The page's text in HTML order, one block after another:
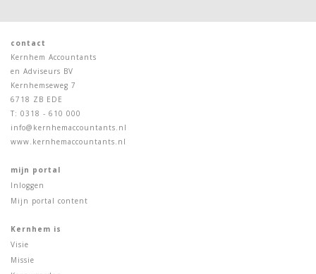
contact
Kernhem Accountants
en Adviseurs BV
Kernhemseweg 7
6718 ZB EDE
T: 0318 - 610 000
info@kernhemaccountants.nl
www.kernhemaccountants.nl
mijn portal
Inloggen
Mijn portal content
Kernhem is
Visie
Missie